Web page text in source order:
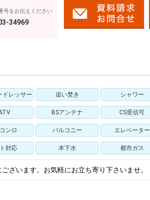
号をお伝えください
34969
ドレッサー 追い焚き シャワー
BSアンテナ CS受信可
ンロ バルコニー エレベーター
対応 本下水 都市ガス
ざいます。お気軽にお立ち寄り下さいませ。